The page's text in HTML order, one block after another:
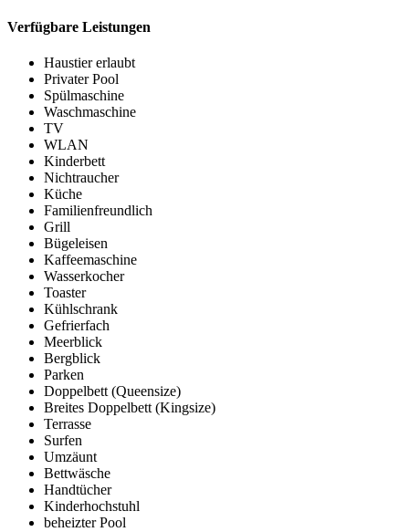
Verfügbare Leistungen
Haustier erlaubt
Privater Pool
Spülmaschine
Waschmaschine
TV
WLAN
Kinderbett
Nichtraucher
Küche
Familienfreundlich
Grill
Bügeleisen
Kaffeemaschine
Wasserkocher
Toaster
Kühlschrank
Gefrierfach
Meerblick
Bergblick
Parken
Doppelbett (Queensize)
Breites Doppelbett (Kingsize)
Terrasse
Surfen
Umzäunt
Bettwäsche
Handtücher
Kinderhochstuhl
beheizter Pool